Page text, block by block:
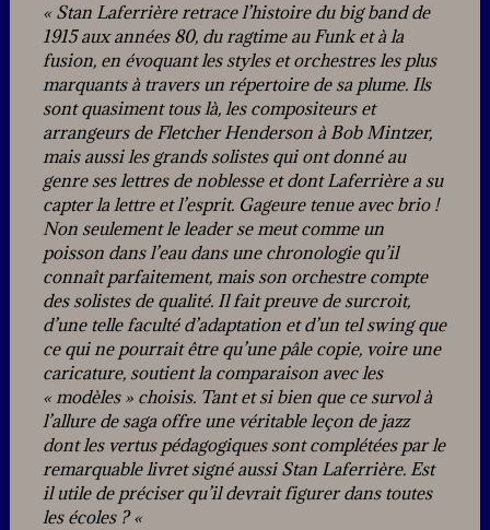
« Stan Laferrière retrace l’histoire du big band de
1915 aux années 80, du ragtime au Funk et à la
fusion, en évoquant les styles et orchestres les plus
marquants à travers un répertoire de sa plume. Ils
sont quasiment tous là, les compositeurs et
arrangeurs de Fletcher Henderson à Bob Mintzer,
mais aussi les grands solistes qui ont donné au
genre ses lettres de noblesse et dont Laferrière a su
capter la lettre et l’esprit. Gageure tenue avec brio !
Non seulement le leader se meut comme un
poisson dans l’eau dans une chronologie qu’il
connaît parfaitement, mais son orchestre compte
des solistes de qualité. Il fait preuve de surcroit,
d’une telle faculté d’adaptation et d’un tel swing que
ce qui ne pourrait être qu’une pâle copie, voire une
caricature, soutient la comparaison avec les
« modèles » choisis. Tant et si bien que ce survol à
l’allure de saga offre une véritable leçon de jazz
dont les vertus pédagogiques sont complétées par le
remarquable livret signé aussi Stan Laferrière. Est
il utile de préciser qu’il devrait figurer dans toutes
les écoles ? «